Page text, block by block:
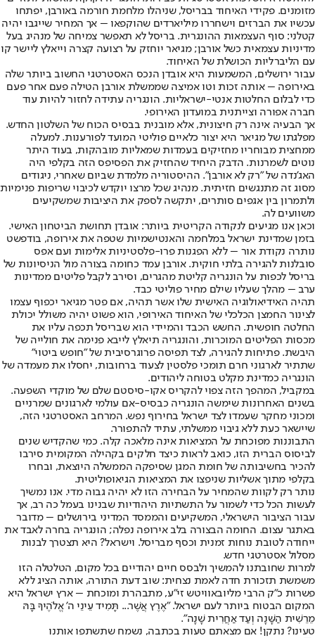
מזומנים. פקידי האיחוד בבריסל, שניהלו מלחמת חורמה באורבן, יפתחו
עכשיו את הברזים וישחררו מיליארדים שהוקפאו – אך המחיר שייגבו יהיה
קטלני: סוף העצמאות ההונגרית. בריסל לא תאפשר צמיחה של מנהיג בעל
מדיניות עצמאית כשל אורבן; מגיאר יוחזק על רצועה קצרה וייאלץ ליישר קו
עם הליברליות הכושלת של האיחוד.
עבור ירושלים, המשמעות היא אובדן הנכס האסטרטגי החשוב ביותר שלה
באירופה – אותה זכות וטו אמיצה שממשלת אורבן הטילה פעם אחר פעם
כדי לבלום החלטות אנטי-ישראליות. הונגריה עתידה לחזור להיות עוד
חברה אפורה וצייתנית במועדון האירופי.
אך הבעיה אינה רק חיצונית, אלא מובנית בבסיס הכוח של השלטון החדש.
מפלגתו של מגיאר היא יצור כלאיים פוליטי המועד לפורענות. למעלה
ממחצית מבוחריו מחזיקים בעמדות שמאליות מובהקות, בעוד היתר
נוטים לשמרנות. הדבק היחיד שהחזיק את הפסיפס הזה בקלפי היה
האג'נדה של "רק לא אורבן". ההיסטוריה מלמדת שביום שאחרי, ניגודים
מסוג זה מתנגשים חזיתית. מנהיג שכל מרצו יוקדש לכיבוי שריפות פנימיות
ולתמרון בין אגפים סותרים, יתקשה לספק את היציבות שמשקיעים
משוועים לה.
וכאן אנו מגיעים לנקודה הקריטית ביותר: אובדן תחושת הביטחון האישי.
בזמן שמדינת ישראל במלחמה והאנטישמיות שטפה את אירופה, בודפשט
נותרה נקודת אור – ללא הפגנות פרו-פלסטיניות אלימות ועם אפס
סובלנות להגירה בלתי חוקית. אורבן עמד כחומה בצורה מול הניסיונות של
בריסל לכפות על הונגריה קליטת מהגרים, וסירב לקבל פליטים ממדינות
ערב – מהלך שעליו שילם מחיר פוליטי כבד.
תהיה האידיאולוגיה האישית שלו אשר תהיה, אם פטר מגיאר יכפוף עצמו
לצינור החמצן הכלכלי של האיחוד האירופי, הוא פשוט יהיה משולל יכולת
החלטה חופשית. החשש הכבד והמיידי הוא שבריסל תכפה עליו את
מכסות הפליטים המוכרות, והונגריה תיאלץ לייבא פנימה את חולייה של
היבשת. פתיחות להגירה, לצד תפיסה פרוגרסיבית של "חופש ביטוי"
שתתיר לארגוני חרם תומכי פלסטין לצעוד ברחובות, יחסלו את מעמדה של
הונגריה כמדינת מקלט בטוחה ליהודים.
במקביל, המהפך הזה צפוי להקריס אקו-סיסטם שלם של מוקדי השפעה.
בשנים האחרונות שימשה הונגריה כבסיס-אם עולמי לארגונים שמרניים
ומכוני מחקר שעמדו לצד ישראל בחירוף נפש. המרחב האסטרטגי הזה,
שיישאר כעת ללא גיבוי ממשלתי, עתיד להתפורר.
התבוננות מפוכחת על המציאות אינה מלאכה קלה. כמי שהקדיש שנים
לביסוס הברית הזו, כואב לראות כיצד חלקים בקהילה המקומית סירבו
להכיר בחשיבותה של חומת המגן שסיפקה הממשלה היוצאת, ובחרו
בקלפי מתוך אשליות שניפצו את המציאות הגיאופוליטית.
נותר רק לקוות שהמחיר על הבחירה הזו לא יהיה גבוה מדי. אנו נמשיך
לעשות הכל כדי לשמור על התשתיות היהודיות שבנינו בעמל כה רב, אך
עבור הציבור הישראלי, המשקיעים והממסד המדיני בירושלים – מדובר
באתגר עצום. החומה הבצורה בלב אירופה נפלה; הונגריה בחרה לאבד את
ייחודה לטובת נוחות זמנית וכסף מבריסל. וישראל? היא תצטרך לבנות
מסלול אסטרטגי חדש.
למרות שחובתנו להמשיך ולבסס חיים יהודיים בכל מקום, הטלטלה הזו
משמשת תזכורת חדה לאמת נצחית: שוב דעת התורה, אותה הציג ללא
פשרות כ"ק הרבי מליובאוויטש זי"ע, מתבהרת ומוכחת – ארץ ישראל היא
המקום הבטוח ביותר לעם ישראל. "אֶרֶץ אֲשֶׁר... תָּמִיד עֵינֵי ה' אֱלֹהֶיךָ בָּהּ
מֵרֵשִׁית הַשָּׁנָה וְעַד אַחֲרִית שָׁנָה".
טעינו? נתקן! אם מצאתם טעות בכתבה, נשמח שתשתפו אותנו